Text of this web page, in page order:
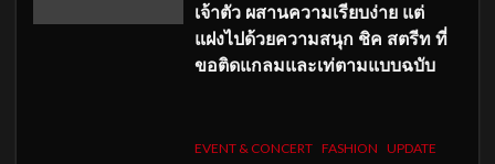
เจ้าตัว ผสานความเรียบง่าย แต่
แฝงไปด้วยความสนุก ชิค สตรีท ที่
ขอติดแกลมและเท่ตามแบบฉบับ
EVENT & CONCERT FASHION UPDATE